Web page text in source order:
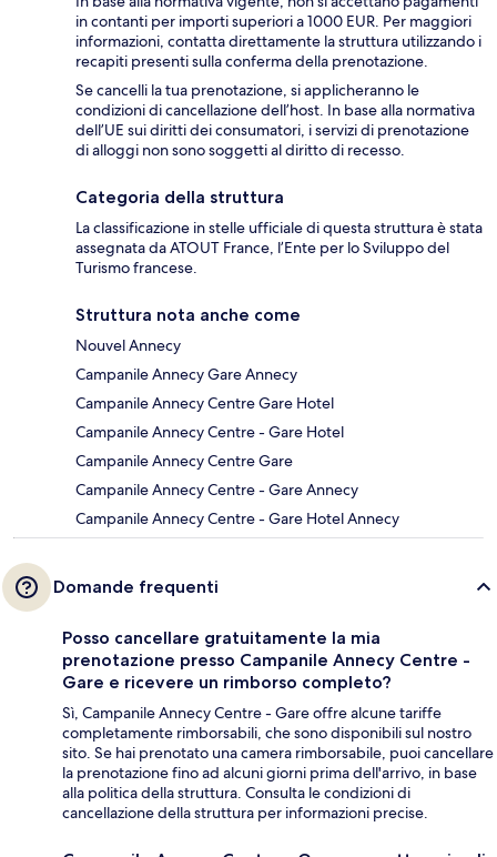
in contanti per importi superiori a 1000 EUR. Per maggiori
informazioni, contatta direttamente la struttura utilizzando i
recapiti presenti sulla conferma della prenotazione.
Se cancelli la tua prenotazione, si applicheranno le
condizioni di cancellazione dell’host. In base alla normativa
dell’UE sui diritti dei consumatori, i servizi di prenotazione
di alloggi non sono soggetti al diritto di recesso.
Categoria della struttura
La classificazione in stelle ufficiale di questa struttura è stata
assegnata da ATOUT France, l’Ente per lo Sviluppo del
Turismo francese.
Struttura nota anche come
Nouvel Annecy
Campanile Annecy Gare Annecy
Campanile Annecy Centre Gare Hotel
Campanile Annecy Centre - Gare Hotel
Campanile Annecy Centre Gare
Campanile Annecy Centre - Gare Annecy
Campanile Annecy Centre - Gare Hotel Annecy
Domande frequenti
Posso cancellare gratuitamente la mia
prenotazione presso Campanile Annecy Centre -
Gare e ricevere un rimborso completo?
Sì, Campanile Annecy Centre - Gare offre alcune tariffe
completamente rimborsabili, che sono disponibili sul nostro
sito. Se hai prenotato una camera rimborsabile, puoi cancellare
la prenotazione fino ad alcuni giorni prima dell'arrivo, in base
alla politica della struttura. Consulta le condizioni di
cancellazione della struttura per informazioni precise.